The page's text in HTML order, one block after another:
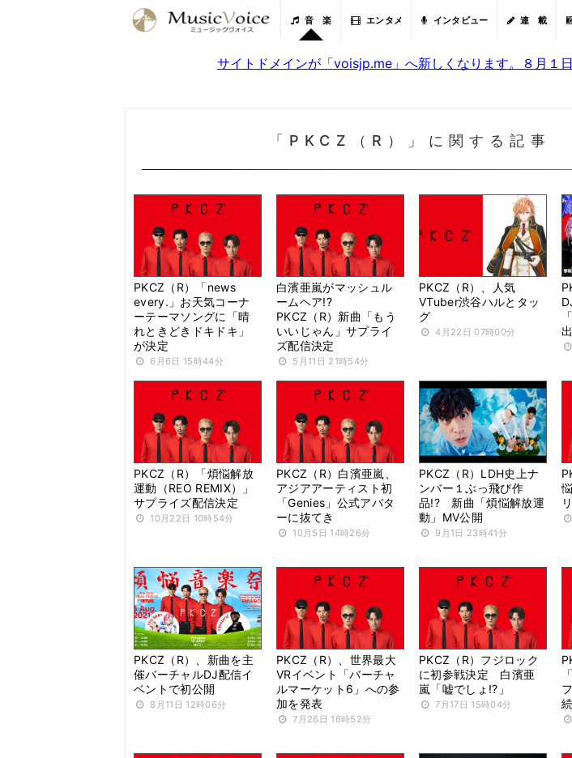
音 楽 エンタメ インタビュー 連 載
サイトドメインが「voisjp.me」へ新しくなります。８月１
「PKCZ（R）」に関する記事
PKCZ（R）「news
every.」お天気コーナ
ーテーマソングに「晴
れときどきドキドキ」
が決定
6月6日 15時44分
白濱亜嵐がマッシュル
ームヘア!?
PKCZ（R）新曲「もう
いいじゃん」サプライ
ズ配信決定
5月11日 21時54分
PKCZ（R）、人気
VTuber渋谷ハルとタッ
グ
4月22日 07時00分
PKCZ（R）「煩悩解放
運動（REO REMIX）」
サプライズ配信決定
10月22日 10時54分
PKCZ（R）白濱亜嵐、
アジアアーティスト初
「Genies」公式アバタ
ーに抜てき
10月5日 14時26分
PKCZ（R）LDH史上ナ
ンバー１ぶっ飛び作
品!? 新曲「煩悩解放運
動」MV公開
9月1日 23時41分
PKCZ（R）、新曲を主
催バーチャルDJ配信イ
ベントで初公開
8月11日 12時06分
PKCZ（R）、世界最大
VRイベント「バーチャ
ルマーケット6」への参
加を発表
7月26日 16時52分
PKCZ（R）フジロック
に初参戦決定 白濱亜
嵐「嘘でしょ!?」
7月17日 15時04分